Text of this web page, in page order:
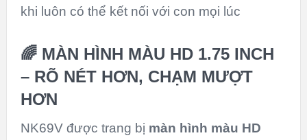
khi luôn có thể kết nối với con mọi lúc
🌈 MÀN HÌNH MÀU HD 1.75 INCH
– RÕ NÉT HƠN, CHẠM MƯỢT
HƠN
NK69V được trang bị màn hình màu HD